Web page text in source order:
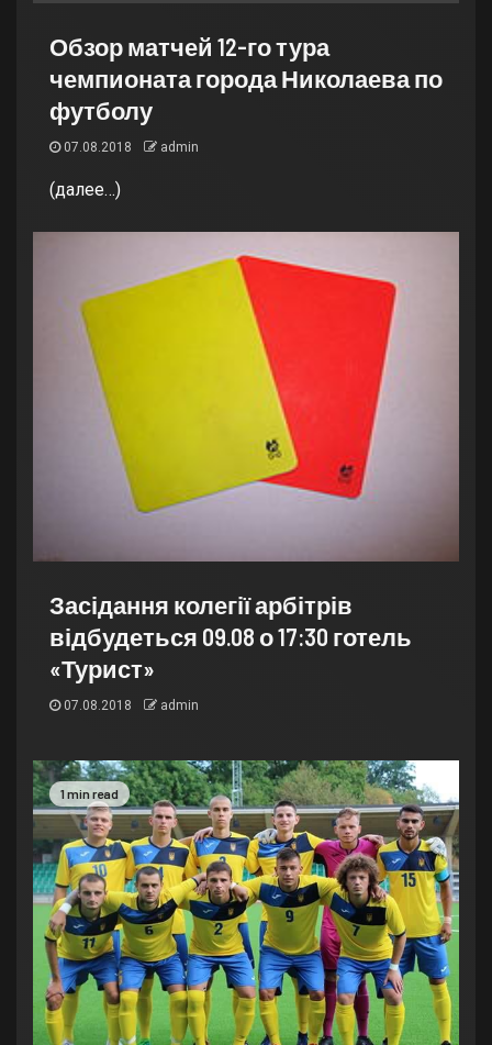
Обзор матчей 12-го тура
чемпионата города Николаева по
футболу
07.08.2018 admin
(далее…)
Засідання колегії арбітрів
відбудеться 09.08 о 17:30 готель
«Турист»
07.08.2018 admin
1 min read